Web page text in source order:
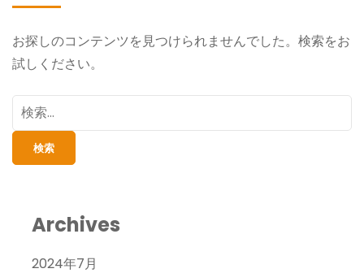
お探しのコンテンツを見つけられませんでした。検索をお
試しください。
検
索:
Archives
2024年7月